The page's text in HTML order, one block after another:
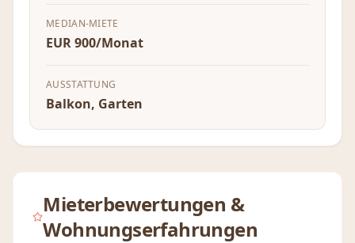
MEDIAN-MIETE
EUR 900/Monat
AUSSTATTUNG
Balkon, Garten
Mieterbewertungen &
Wohnungserfahrungen